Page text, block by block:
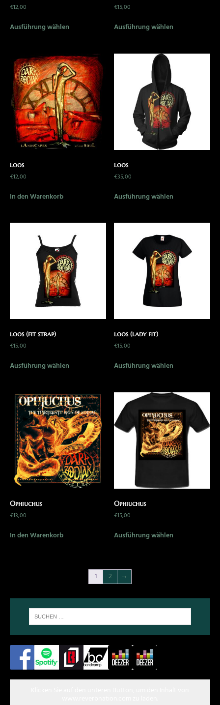
€12,00
Ausführung wählen
€15,00
Ausführung wählen
loos
€12,00
In den Warenkorb
loos
€35,00
Ausführung wählen
loos (fit strap)
€15,00
Ausführung wählen
loos (lady fit)
€15,00
Ausführung wählen
Ophiuchus
€13,00
In den Warenkorb
Ophiuchus
€15,00
Ausführung wählen
1 2 →